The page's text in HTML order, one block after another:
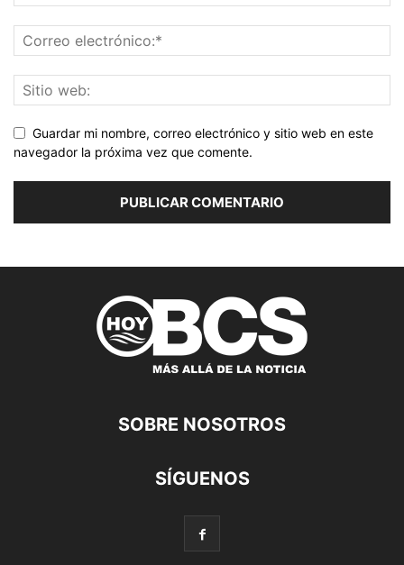
Guardar mi nombre, correo electrónico y sitio web en este
navegador la próxima vez que comente.
SOBRE NOSOTROS
SÍGUENOS